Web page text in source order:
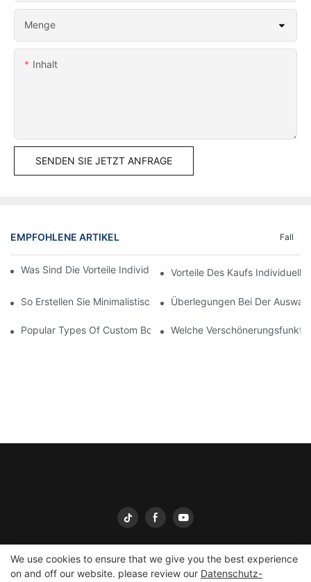
Menge
Inhalt
SENDEN SIE JETZT ANFRAGE
EMPFOHLENE ARTIKEL Fall
Was Sind Die Vorteile Individuell Bedruckter Displayboxen?
Vorteile Des Kaufs
So Erstellen Sie Minimalistisches Verpackungsdesign
Überlegungen Bei Der
Popular Types Of Custom Boxes Wholesale: Which Type Is
Welche
We use cookies to ensure that we give you the best experience
on and off our website. please review our Datenschutz-